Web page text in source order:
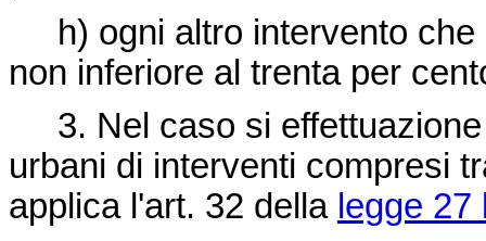
h) ogni altro intervento che
non inferiore al trenta per
3. Nel caso si effettuazione
urbani di interventi compresi
applica l'art. 32 della legge